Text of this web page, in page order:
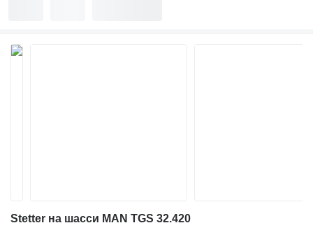
Stetter на шасси MAN TGS 32.420